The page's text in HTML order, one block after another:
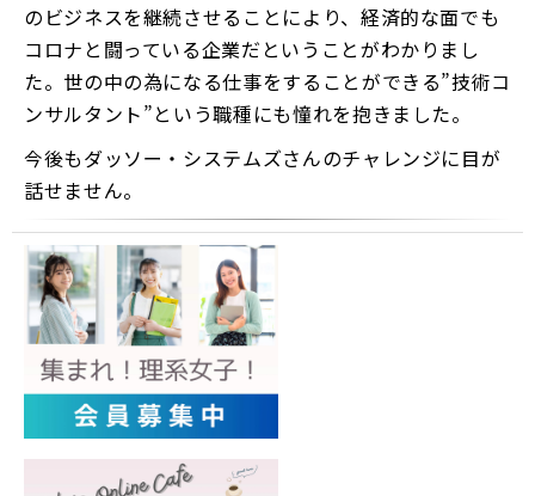
のビジネスを継続させることにより、経済的な面でも
コロナと闘っている企業だということがわかりまし
た。世の中の為になる仕事をすることができる”技術コ
ンサルタント”という職種にも憧れを抱きました。
今後もダッソー・システムズさんのチャレンジに目が
話せません。